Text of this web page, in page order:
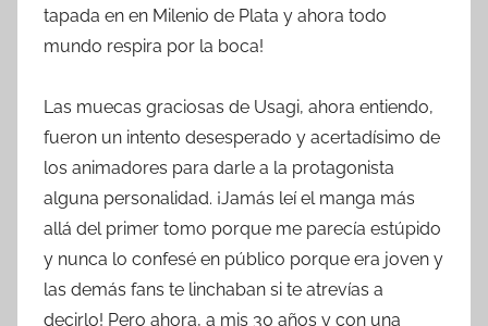
tapada en en Milenio de Plata y ahora todo
mundo respira por la boca!
Las muecas graciosas de Usagi, ahora entiendo,
fueron un intento desesperado y acertadísimo de
los animadores para darle a la protagonista
alguna personalidad. ¡Jamás leí el manga más
allá del primer tomo porque me parecía estúpido
y nunca lo confesé en público porque era joven y
las demás fans te linchaban si te atrevías a
decirlo! Pero ahora, a mis 30 años y con una